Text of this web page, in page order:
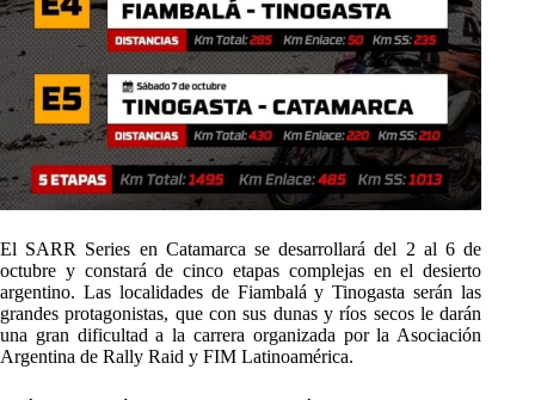
El SARR Series en Catamarca se desarrollará del 2 al 6 de
octubre y constará de cinco etapas complejas en el desierto
argentino. Las localidades de Fiambalá y Tinogasta serán las
grandes protagonistas, que con sus dunas y ríos secos le darán
una gran dificultad a la carrera organizada por la Asociación
Argentina de Rally Raid y FIM Latinoamérica.